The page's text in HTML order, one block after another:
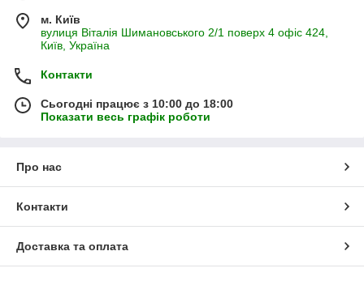
м. Київ
вулиця Віталія Шимановського 2/1 поверх 4 офіс 424,
Київ, Україна
Контакти
Сьогодні працює з 10:00 до 18:00
Показати весь графік роботи
Про нас
Контакти
Доставка та оплата